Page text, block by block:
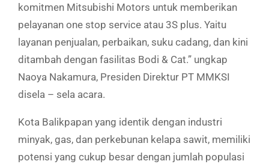
komitmen Mitsubishi Motors untuk memberikan
pelayanan one stop service atau 3S plus. Yaitu
layanan penjualan, perbaikan, suku cadang, dan kini
ditambah dengan fasilitas Bodi & Cat.” ungkap
Naoya Nakamura, Presiden Direktur PT MMKSI
disela – sela acara.
Kota Balikpapan yang identik dengan industri
minyak, gas, dan perkebunan kelapa sawit, memiliki
potensi yang cukup besar dengan jumlah populasi